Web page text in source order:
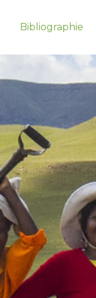
Bibliographie